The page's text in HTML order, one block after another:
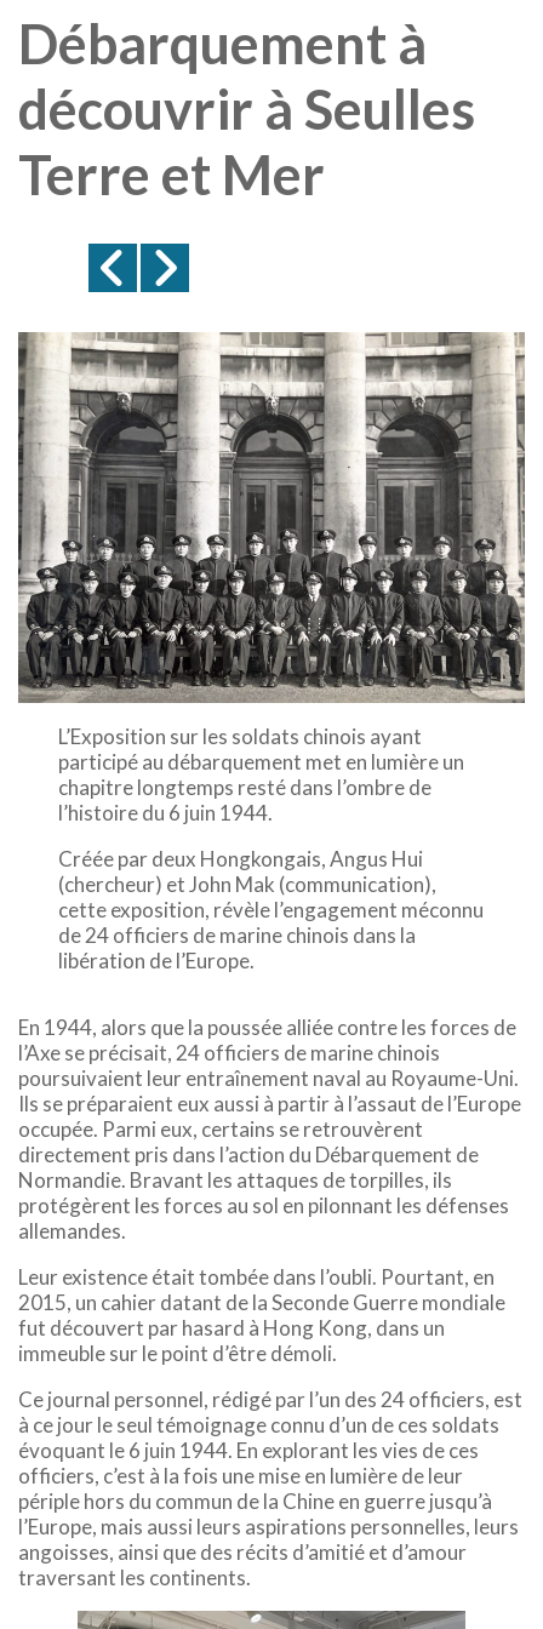
Débarquement à
découvrir à Seulles
Terre et Mer
L’Exposition sur les soldats chinois ayant
participé au débarquement met en lumière un
chapitre longtemps resté dans l’ombre de
l’histoire du 6 juin 1944.
Créée par deux Hongkongais, Angus Hui
(chercheur) et John Mak (communication),
cette exposition, révèle l’engagement méconnu
de 24 officiers de marine chinois dans la
libération de l’Europe.
En 1944, alors que la poussée alliée contre les forces de
l’Axe se précisait, 24 officiers de marine chinois
poursuivaient leur entraînement naval au Royaume-Uni.
Ils se préparaient eux aussi à partir à l’assaut de l’Europe
occupée. Parmi eux, certains se retrouvèrent
directement pris dans l’action du Débarquement de
Normandie. Bravant les attaques de torpilles, ils
protégèrent les forces au sol en pilonnant les défenses
allemandes.
Leur existence était tombée dans l’oubli. Pourtant, en
2015, un cahier datant de la Seconde Guerre mondiale
fut découvert par hasard à Hong Kong, dans un
immeuble sur le point d’être démoli.
Ce journal personnel, rédigé par l’un des 24 officiers, est
à ce jour le seul témoignage connu d’un de ces soldats
évoquant le 6 juin 1944. En explorant les vies de ces
officiers, c’est à la fois une mise en lumière de leur
périple hors du commun de la Chine en guerre jusqu’à
l’Europe, mais aussi leurs aspirations personnelles, leurs
angoisses, ainsi que des récits d’amitié et d’amour
traversant les continents.